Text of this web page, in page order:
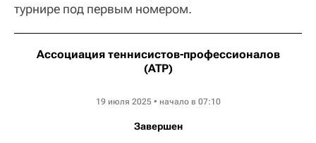
турнире под первым номером.
Ассоциация теннисистов-профессионалов
(ATP)
19 июля 2025 • начало в 07:10
Завершен